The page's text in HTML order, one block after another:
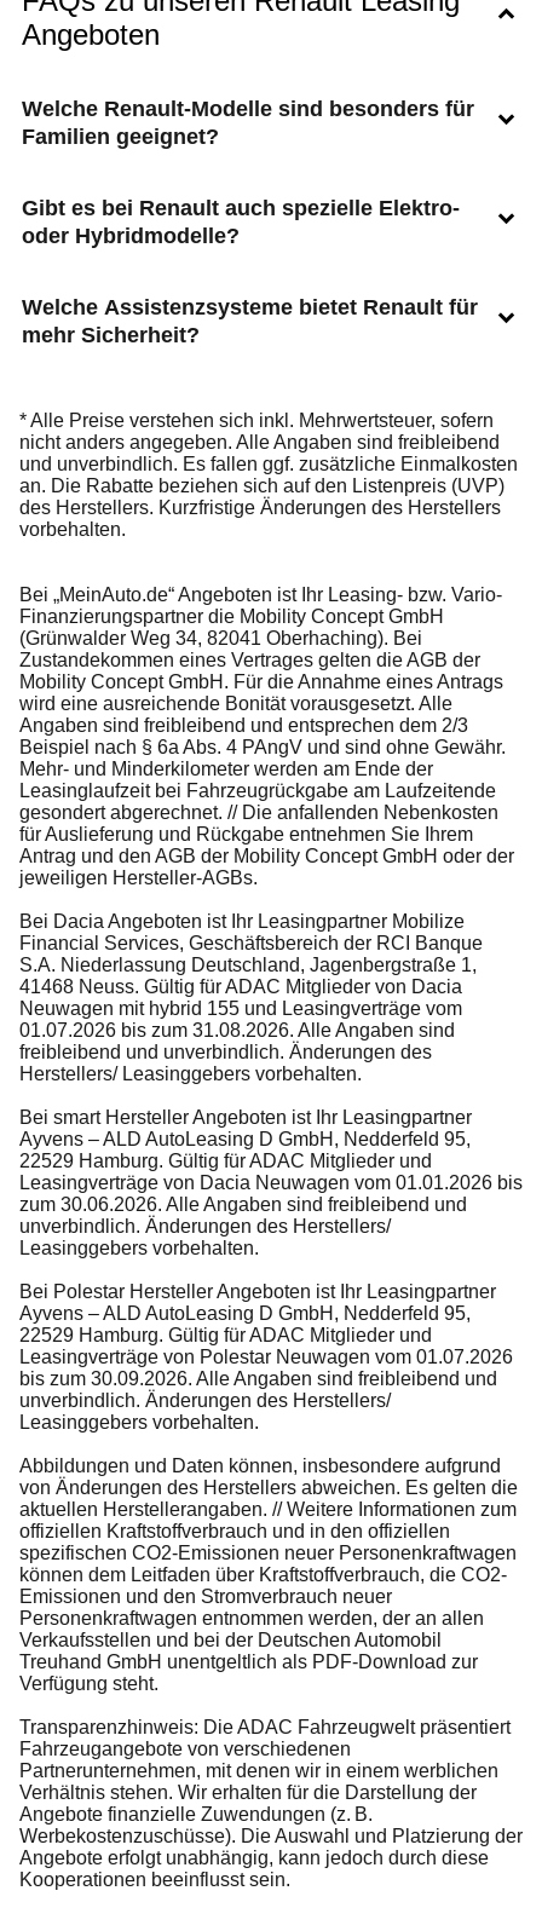
Angeboten
Welche Renault-Modelle sind besonders für
Familien geeignet?
Gibt es bei Renault auch spezielle Elektro-
oder Hybridmodelle?
Welche Assistenzsysteme bietet Renault für
mehr Sicherheit?
* Alle Preise verstehen sich inkl. Mehrwertsteuer, sofern
nicht anders angegeben. Alle Angaben sind freibleibend
und unverbindlich. Es fallen ggf. zusätzliche Einmalkosten
an. Die Rabatte beziehen sich auf den Listenpreis (UVP)
des Herstellers. Kurzfristige Änderungen des Herstellers
vorbehalten.
Bei „MeinAuto.de“ Angeboten ist Ihr Leasing- bzw. Vario-
Finanzierungspartner die Mobility Concept GmbH
(Grünwalder Weg 34, 82041 Oberhaching). Bei
Zustandekommen eines Vertrages gelten die AGB der
Mobility Concept GmbH. Für die Annahme eines Antrags
wird eine ausreichende Bonität vorausgesetzt. Alle
Angaben sind freibleibend und entsprechen dem 2/3
Beispiel nach § 6a Abs. 4 PAngV und sind ohne Gewähr.
Mehr- und Minderkilometer werden am Ende der
Leasinglaufzeit bei Fahrzeugrückgabe am Laufzeitende
gesondert abgerechnet. // Die anfallenden Nebenkosten
für Auslieferung und Rückgabe entnehmen Sie Ihrem
Antrag und den AGB der Mobility Concept GmbH oder der
jeweiligen Hersteller-AGBs.
Bei Dacia Angeboten ist Ihr Leasingpartner Mobilize
Financial Services, Geschäftsbereich der RCI Banque
S.A. Niederlassung Deutschland, Jagenbergstraße 1,
41468 Neuss. Gültig für ADAC Mitglieder von Dacia
Neuwagen mit hybrid 155 und Leasingverträge vom
01.07.2026 bis zum 31.08.2026. Alle Angaben sind
freibleibend und unverbindlich. Änderungen des
Herstellers/ Leasinggebers vorbehalten.
Bei smart Hersteller Angeboten ist Ihr Leasingpartner
Ayvens – ALD AutoLeasing D GmbH, Nedderfeld 95,
22529 Hamburg. Gültig für ADAC Mitglieder und
Leasingverträge von Dacia Neuwagen vom 01.01.2026 bis
zum 30.06.2026. Alle Angaben sind freibleibend und
unverbindlich. Änderungen des Herstellers/
Leasinggebers vorbehalten.
Bei Polestar Hersteller Angeboten ist Ihr Leasingpartner
Ayvens – ALD AutoLeasing D GmbH, Nedderfeld 95,
22529 Hamburg. Gültig für ADAC Mitglieder und
Leasingverträge von Polestar Neuwagen vom 01.07.2026
bis zum 30.09.2026. Alle Angaben sind freibleibend und
unverbindlich. Änderungen des Herstellers/
Leasinggebers vorbehalten.
Abbildungen und Daten können, insbesondere aufgrund
von Änderungen des Herstellers abweichen. Es gelten die
aktuellen Herstellerangaben. // Weitere Informationen zum
offiziellen Kraftstoffverbrauch und in den offiziellen
spezifischen CO2-Emissionen neuer Personenkraftwagen
können dem Leitfaden über Kraftstoffverbrauch, die CO2-
Emissionen und den Stromverbrauch neuer
Personenkraftwagen entnommen werden, der an allen
Verkaufsstellen und bei der Deutschen Automobil
Treuhand GmbH unentgeltlich als PDF-Download zur
Verfügung steht.
Transparenzhinweis: Die ADAC Fahrzeugwelt präsentiert
Fahrzeugangebote von verschiedenen
Partnerunternehmen, mit denen wir in einem werblichen
Verhältnis stehen. Wir erhalten für die Darstellung der
Angebote finanzielle Zuwendungen (z. B.
Werbekostenzuschüsse). Die Auswahl und Platzierung der
Angebote erfolgt unabhängig, kann jedoch durch diese
Kooperationen beeinflusst sein.